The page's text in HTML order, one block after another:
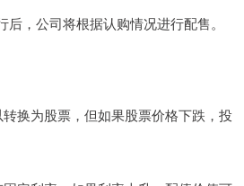
，公司将根据认购情况进行配售。
换为股票，但如果股票价格下跌，投